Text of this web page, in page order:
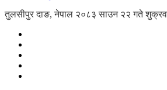
तुलसीपुर दाङ, नेपाल २०८३ साउन २२ गते